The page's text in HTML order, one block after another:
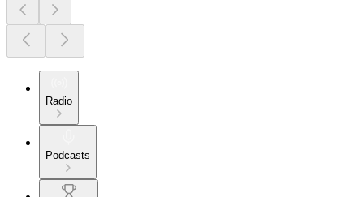
Radio
Podcasts